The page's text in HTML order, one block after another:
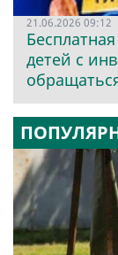
21.06.2026 09:12
детей с